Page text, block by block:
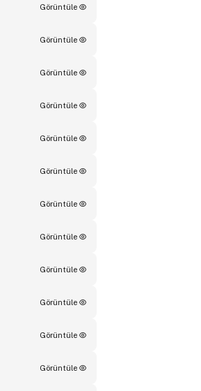
Görüntüle
Görüntüle
Görüntüle
Görüntüle
Görüntüle
Görüntüle
Görüntüle
Görüntüle
Görüntüle
Görüntüle
Görüntüle
Görüntüle